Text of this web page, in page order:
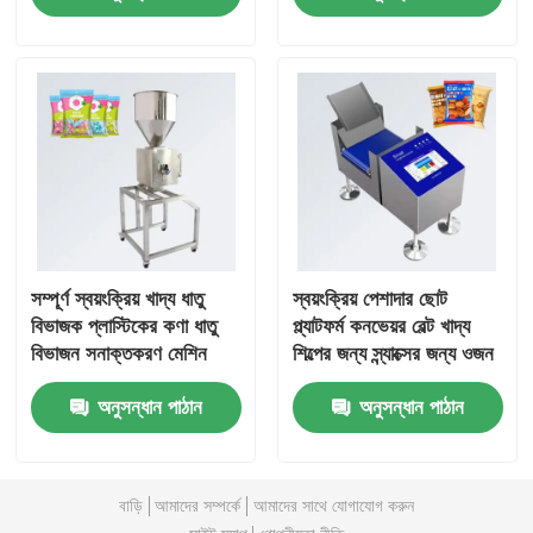
প্যাকেজিং প্রক্রিয়াকরণ সেবা
প্যাকেজিং উপাদান
সম্পূর্ণ স্বয়ংক্রিয় খাদ্য ধাতু
বিভাজক প্লাস্টিকের কণা ধাতু
বিভাজন সনাক্তকরণ মেশিন
প্রস্তুতকারক সরবরাহ
অনুসন্ধান পাঠান
স্বয়ংক্রিয় পেশাদার ছোট
প্ল্যাটফর্ম কনভেয়র বেল্ট খাদ্য
শিল্পের জন্য স্ন্যাক্সের জন্য ওজন
ছোট আইটেম প্লাস্টিকের
উপাদান
অনুসন্ধান পাঠান
বাড়ি আমাদের সম্পর্কে
আমাদের সাথে যোগাযোগ করুন